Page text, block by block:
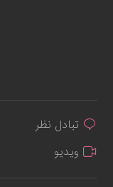
تبادل نظر
ویدیو